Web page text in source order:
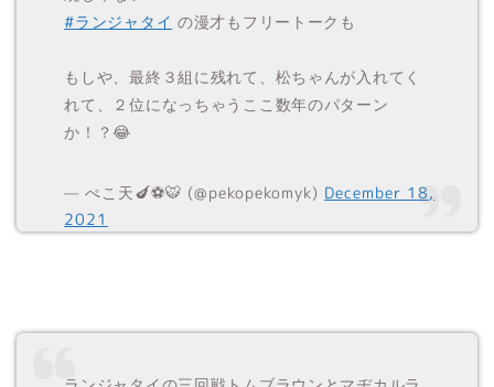
#ランジャタイ の漫才もフリートークも
もしや、最終３組に残れて、松ちゃんが入れてく
れて、２位になっちゃうここ数年のパターン
か！？😂
— ぺこ天🍆⚽️🐯 (@pekopekomyk) December 18,
2021